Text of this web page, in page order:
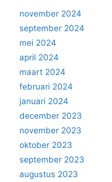
november 2024
september 2024
mei 2024
april 2024
maart 2024
februari 2024
januari 2024
december 2023
november 2023
oktober 2023
september 2023
augustus 2023